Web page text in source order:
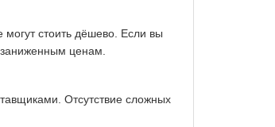
стоить дёшево. Если вы
заниженным ценам.
Отсутствие сложных